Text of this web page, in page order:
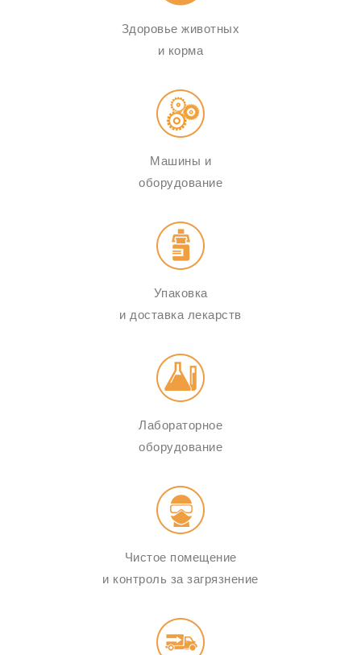
Здоровье животных
и корма
Машины и
оборудование
Упаковка
и доставка лекарств
Лабораторное
оборудование
Чистое помещение
и контроль за загрязнение